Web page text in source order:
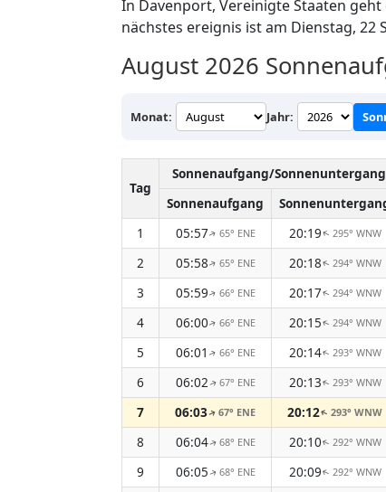
In Davenport, Vereinigte Staaten geht
nächstes ereignis ist am Dienstag, 22
August 2026
Monat: Jahr:
Tag
Sonnenaufgang/Sonnenuntergang
Sonnenaufgang
1
05:57↑ 65° ENE 20:19↑ 295° WNW
2
05:58↑ 65° ENE 20:18↑ 294° WNW
3
05:59↑ 66° ENE 20:17↑ 294° WNW
4
06:00↑ 66° ENE 20:15↑ 294° WNW
5
06:01 ↑ 66° ENE 20:14↑ 293° WNW
6
06:02↑ 67° ENE 20:13↑ 293° WNW
7
06:03↑67° ENE 20:12↑293° WNW
8
06:04↑ 68° ENE 20:10↑ 292° WNW
9
06:05↑ 68° ENE 20:09↑ 292° WNW